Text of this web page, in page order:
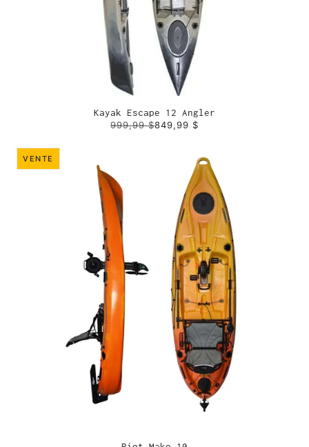
Kayak Escape 12 Angler
999,99 $849,99 $
VENTE